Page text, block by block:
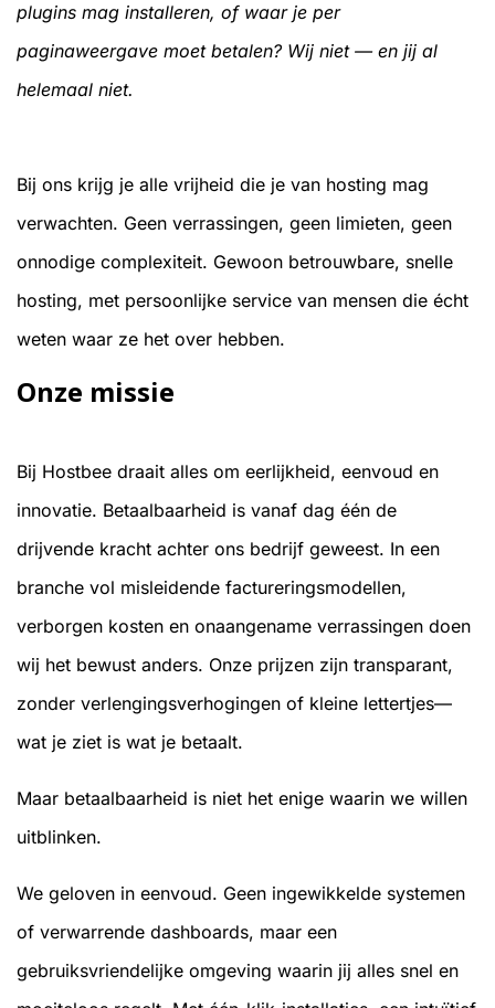
plugins mag installeren, of waar je per
paginaweergave moet betalen? Wij niet — en jij al
helemaal niet.
Bij ons krijg je alle vrijheid die je van hosting mag
verwachten. Geen verrassingen, geen limieten, geen
onnodige complexiteit. Gewoon betrouwbare, snelle
hosting, met persoonlijke service van mensen die écht
weten waar ze het over hebben.
Onze missie
Bij Hostbee draait alles om eerlijkheid, eenvoud en
innovatie. Betaalbaarheid is vanaf dag één de
drijvende kracht achter ons bedrijf geweest. In een
branche vol misleidende factureringsmodellen,
verborgen kosten en onaangename verrassingen doen
wij het bewust anders. Onze prijzen zijn transparant,
zonder verlengingsverhogingen of kleine lettertjes—
wat je ziet is wat je betaalt.
Maar betaalbaarheid is niet het enige waarin we willen
uitblinken.
We geloven in eenvoud. Geen ingewikkelde systemen
of verwarrende dashboards, maar een
gebruiksvriendelijke omgeving waarin jij alles snel en